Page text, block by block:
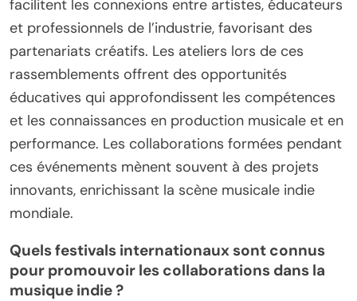
facilitent les connexions entre artistes, éducateurs
et professionnels de l’industrie, favorisant des
partenariats créatifs. Les ateliers lors de ces
rassemblements offrent des opportunités
éducatives qui approfondissent les compétences
et les connaissances en production musicale et en
performance. Les collaborations formées pendant
ces événements mènent souvent à des projets
innovants, enrichissant la scène musicale indie
mondiale.
Quels festivals internationaux sont connus
pour promouvoir les collaborations dans la
musique indie ?